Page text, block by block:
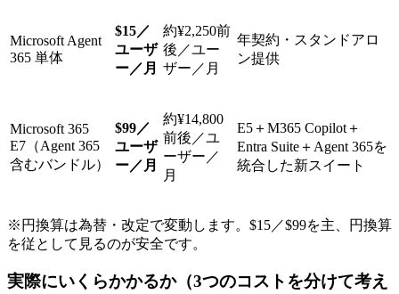
Microsoft Agent
365 単体
$15／
ユーザ
ー／月
約¥2,250前
後／ユー
ザー／月
年契約・スタンドアロ
ン提供
Microsoft 365
E7（Agent 365
含むバンドル）
$99／
ユーザ
ー／月
約¥14,800
前後／ユ
ーザー／
月
E5＋M365 Copilot＋
Entra Suite＋Agent 365を
統合した新スイート
※円換算は為替・改定で変動します。$15／$99を主、円換算
を従として見るのが安全です。
実際にいくらかかるか（3つのコストを分けて考え